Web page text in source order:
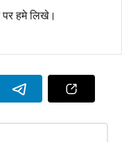
हमे लिखे।